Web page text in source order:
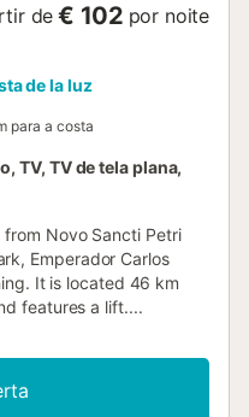
de € 102 por noite
de la luz
para a costa
TV, TV de tela plana,
from Novo Sancti Petri
Emperador Carlos
It is located 46 km
features a lift....